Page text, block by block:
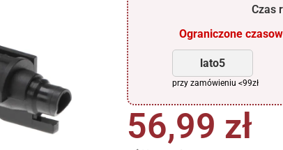
Czas
Ograniczone
lato5
przy zamówieniu <99zł
56,99 zł